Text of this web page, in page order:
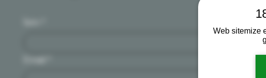
Web sitemize
Email